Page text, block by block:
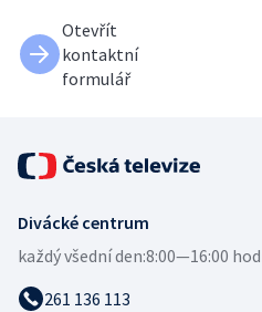
Otevřít
kontaktní
formulář
Divácké centrum
každý všední den:8:00—16:00
261 136 113